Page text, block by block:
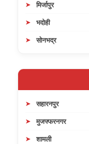
मिर्जापुर
भदोही
सोनभद्र
सहारनपुर
मुजफ्फरनगर
शामली